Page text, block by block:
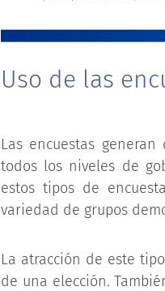
Uso de las
Las encuestas
todos los niveles de
estos tipos de
variedad de grupos
La atracción de este
de una elección.